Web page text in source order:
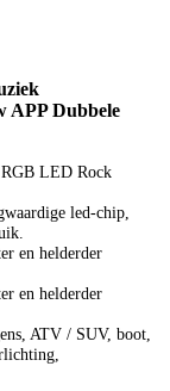
APP Dubbele
RGB LED Rock
led-chip,
en helderder
en helderder
ATV / SUV, boot,